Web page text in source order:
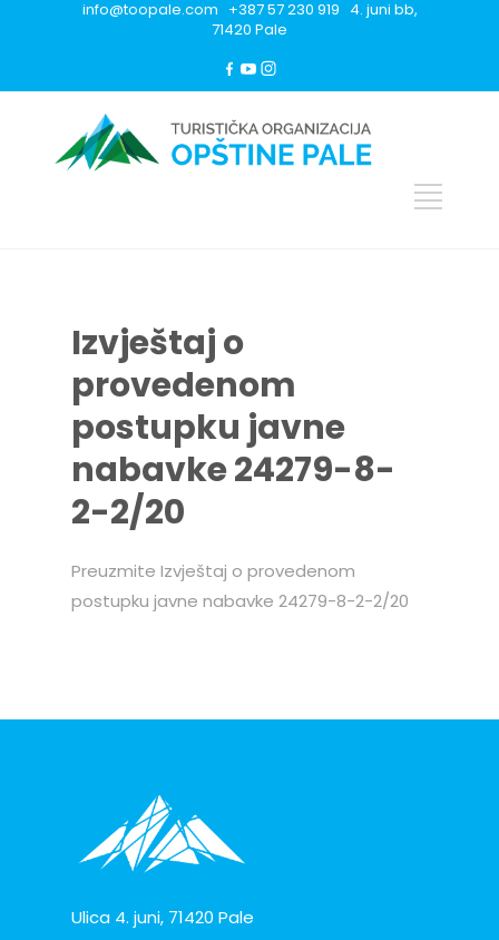
info@toopale.com +387 57 230 919 4. juni bb,
71420 Pale
Izvještaj o
provedenom
postupku javne
nabavke 24279-8-
2-2/20
Preuzmite Izvještaj o provedenom
postupku javne nabavke 24279-8-2-2/20
Ulica 4. juni, 71420 Pale